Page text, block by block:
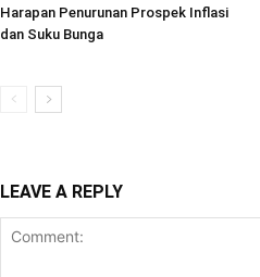
Harapan Penurunan Prospek Inflasi
dan Suku Bunga
LEAVE A REPLY